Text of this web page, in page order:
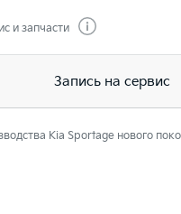
и запчасти
Запись на сервис
Kia Sportage нового